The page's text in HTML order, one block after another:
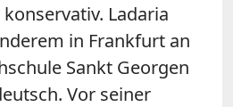
Ladaria
in Frankfurt an
Sankt Georgen
Vor seiner